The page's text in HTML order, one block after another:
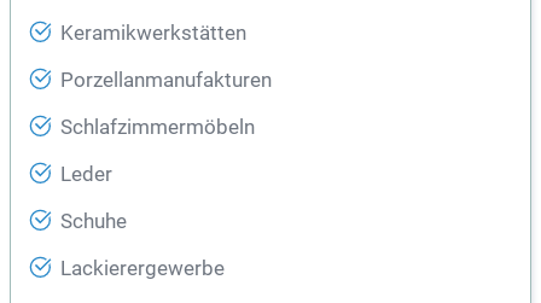
Keramikwerkstätten
Porzellanmanufakturen
Schlafzimmermöbeln
Leder
Schuhe
Lackierergewerbe